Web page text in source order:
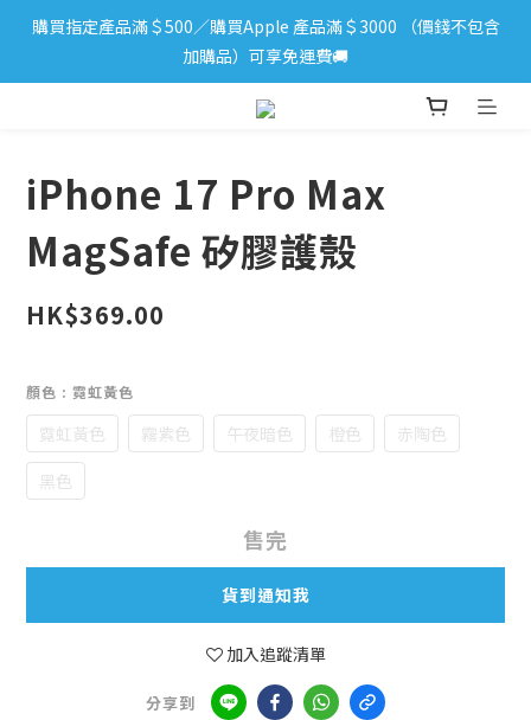
iPhone 17 系列新登場！立即訂購
購買指定產品滿＄500／購買Apple 產品滿＄3000 （價錢不包含
加購品）可享免運費🚚
iPhone 17 系列新登場！立即訂購
iPhone 17 Pro Max
MagSafe 矽膠護殼
HK$369.00
顏色 : 霓虹黃色
霓虹黃色 霧紫色 午夜暗色 橙色
赤陶色
黑色
售完
貨到通知我
加入追蹤清單
分享到